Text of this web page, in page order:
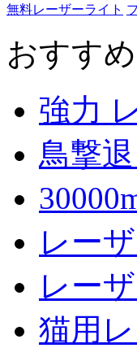
無料レーザーライト
おすす
強力
鳥撃
レー
レー
猫用